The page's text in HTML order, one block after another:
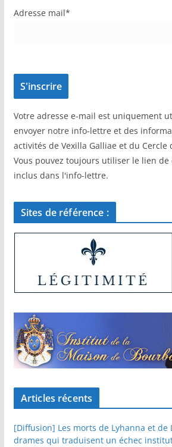
Adresse mail*
Votre adresse e-mail est uniquement
envoyer notre info-lettre et des
activités de Vexilla Galliae et du Cercle
Vous pouvez toujours utiliser le lien
inclus dans l'info-lettre.
Sites de référence :
Articles récents
[Diffusion] Les morts de Lyhanna et de
drames qui traduisent un échec